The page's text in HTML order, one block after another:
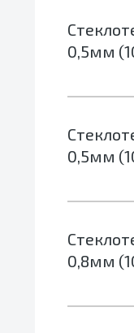
0,5мм
0,5мм
0,8мм